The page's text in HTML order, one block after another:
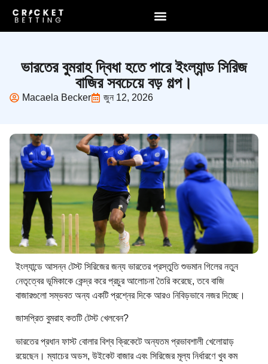
ভারতের বুমরাহ দ্বিধা হতে পারে ইংল্যান্ড সিরিজ
বাজির সবচেয়ে বড় গল্প।
Macaela Becker জুন 12, 2026
ইংল্যান্ডে আসন্ন টেস্ট সিরিজের জন্য ভারতের প্রস্তুতি শুভমান গিলের নতুন
নেতৃত্বের ভূমিকাকে কেন্দ্র করে প্রচুর আলোচনা তৈরি করেছে, তবে বাজি
বাজারগুলো সম্ভবত অন্য একটি প্রশ্নের দিকে আরও নিবিড়ভাবে নজর দিচ্ছে।
জাসপ্রিত বুমরাহ কতটি টেস্ট খেলবেন?
ভারতের প্রধান ফাস্ট বোলার বিশ্ব ক্রিকেটে অন্যতম প্রভাবশালী খেলোয়াড়
রয়েছেন। ম্যাচের অডস, উইকেট বাজার এবং সিরিজের মূল্য নির্ধারণে খুব কম